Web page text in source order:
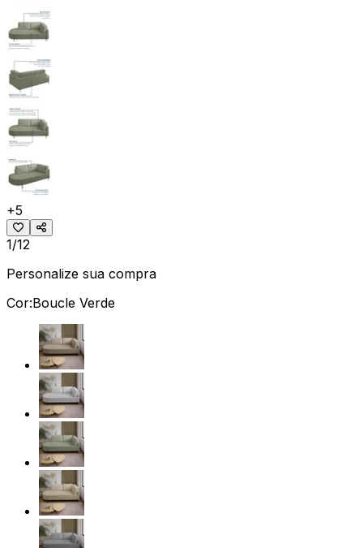
+5
1/12
Personalize sua compra
Cor:Boucle Verde